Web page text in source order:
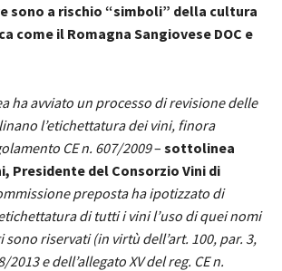
sono a rischio “simboli” della cultura
come il Romagna Sangiovese DOC e
ha avviato un processo di revisione delle
l’etichettatura dei vini, finora
CE n. 607/2009– sottolinea
Presidente del Consorzio Vini di
preposta ha ipotizzato di
di tutti i vini l’uso di quei nomi
sono riservati (in virtù dell’art. 100, par. 3,
2013 e dell’allegato XV del reg. CE n.